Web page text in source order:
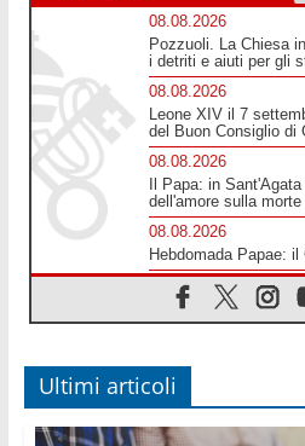
08.08.2026
Pozzuoli. La Chiesa
i detriti e aiuti per gli
08.08.2026
Leone XIV il 7
del Buon Consiglio di
08.08.2026
Il Papa: in
dell'amore sulla morte
08.08.2026
Hebdomada Papae:
08.08.2026
Spin Time, Reina:
potere ma si
SIGNIS 2026, la
Vangelo
08.08.2026
Ultimi articoli